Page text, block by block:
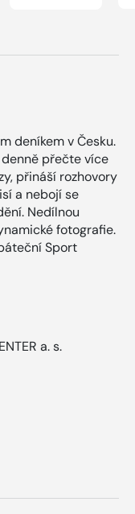
deníkem v Česku.
přečte více
přináší rozhovory
a nebojí se
Nedílnou
fotografie.
Sport
a. s.